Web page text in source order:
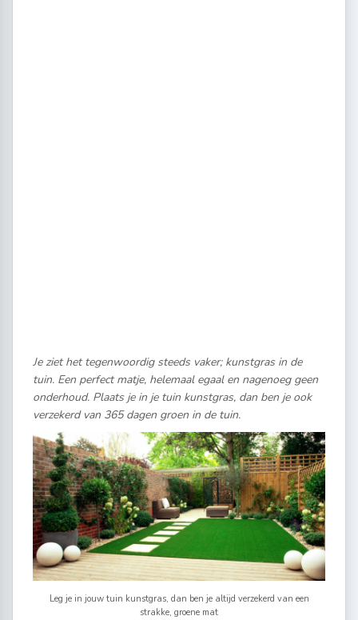
Je ziet het tegenwoordig steeds vaker; kunstgras in de
tuin. Een perfect matje, helemaal egaal en nagenoeg geen
onderhoud. Plaats je in je tuin kunstgras, dan ben je ook
verzekerd van 365 dagen groen in de tuin.
Leg je in jouw tuin kunstgras, dan ben je altijd verzekerd van een
strakke, groene mat